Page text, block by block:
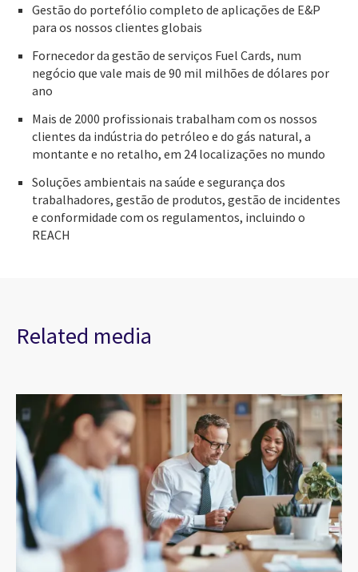
Gestão do portefólio completo de aplicações de E&P
para os nossos clientes globais
Fornecedor da gestão de serviços Fuel Cards, num
negócio que vale mais de 90 mil milhões de dólares por
ano
Mais de 2000 profissionais trabalham com os nossos
clientes da indústria do petróleo e do gás natural, a
montante e no retalho, em 24 localizações no mundo
Soluções ambientais na saúde e segurança dos
trabalhadores, gestão de produtos, gestão de incidentes
e conformidade com os regulamentos, incluindo o
REACH
Related media